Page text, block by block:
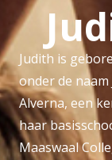
Judith is
onder de
Alverna, een
haar
Maaswaal